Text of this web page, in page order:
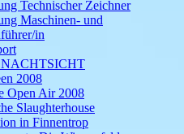
Technischer Zeichner
Maschinen- und
in
NACHTSICHT
2008
Open Air 2008
Slaughterhouse
in Finnentrop